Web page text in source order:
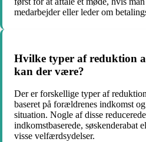
medarbejder eller leder om
Hvilke typer af reduktion
kan der være?
Der er forskellige typer af
baseret på forældrenes indkomst
situation. Nogle af disse
indkomstbaserede, søskenderabat
visse velfærdsydelser.